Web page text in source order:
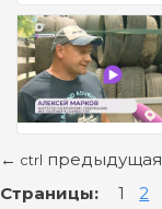
← ctrl предыдущая
Страницы: 1 2